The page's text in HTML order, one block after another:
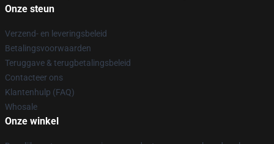
Onze steun
Verzend- en leveringsbeleid
Betalingsvoorwaarden
Teruggave & terugbetalingsbeleid
Contacteer ons
Klantenhulp (FAQ)
Whosale
Onze winkel